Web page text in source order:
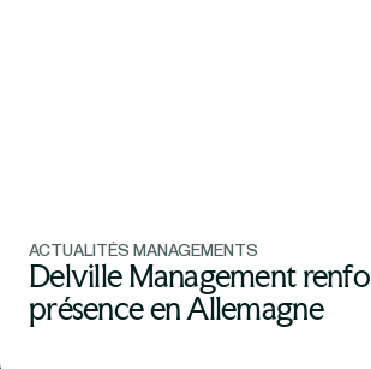
ACTUALITÉS MANAGEMENTS
Delville Management
présence en Allemagne